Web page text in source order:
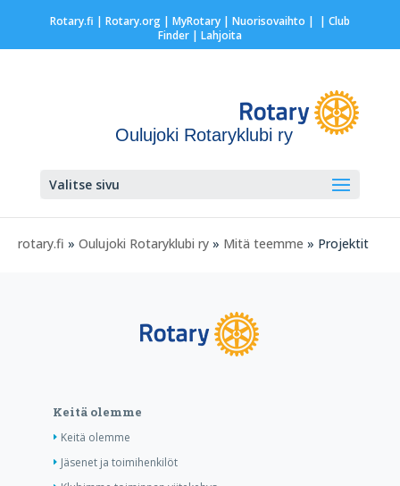
Rotary.fi | Rotary.org| MyRotary | Nuorisovaihto | | Club
Finder| Lahjoita
Oulujoki Rotaryklubi ry
Valitse sivu
rotary.fi » Oulujoki Rotaryklubi ry » Mitä teemme » Projektit
Keitä olemme
Keitä olemme
Jäsenet ja toimihenkilöt